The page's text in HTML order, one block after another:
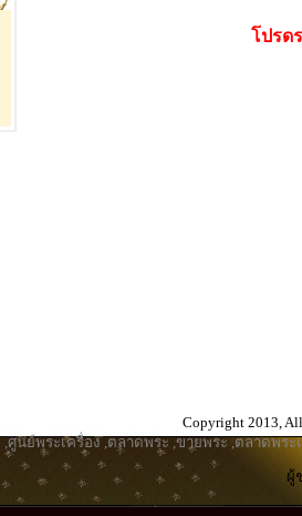
โปรด
Copyright 2013,
,ศูนย์พระเครื่อง,ตลาดพระ ,ขายพระ ,ตลาดพระ
ผู้